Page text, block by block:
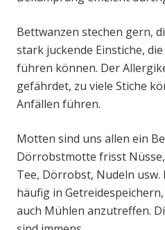
Bettwanzen stechen gern,
stark juckende Einstiche,
führen können. Der
gefährdet, zu viele Stiche
Anfällen führen.
Motten sind uns allen ein
Dörrobstmotte frisst Nüsse,
Tee, Dörrobst, Nudeln usw.
häufig in
auch Mühlen anzutreffen.